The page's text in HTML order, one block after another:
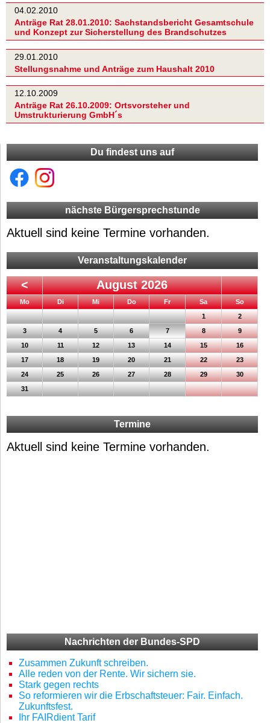
04.02.2010
Anträge Rat 28.01.2010: Sachstandsbericht Gesamtschule
und Konzept zur Sicherstellung des Brandschutzes
29.01.2010
Stellungsnahme und Anträge zum Haushalt 2010
12.10.2009
Anträge Rat 26.10.2009: Ortsvorsteher und
Umstrukturierung GmbH´s
Du findest uns auf
nächste Bürgersprechstunde
Aktuell sind keine Termine vorhanden.
Veranstaltungskalender
< August 2026
Montag Dienstag Mittwoch DonnerstagFreitag Samstag Sonntag
1
2
3
4 5 6 7 8
9
10
11 12 13 14 15
16
17
18 19 20 21 22
23
24
25 26 27 28 29
30
31
Termine
Aktuell sind keine Termine vorhanden.
Nachrichten der Bundes-SPD
Zusammen Zukunft schreiben.
Alle reden von der Rente. Wir sichern sie.
Stark gegen rechts
So reformieren wir die Erbschaftsteuer: Fair. Einfach.
Zukunftsfest.
Ihr FAIRdient Tarif